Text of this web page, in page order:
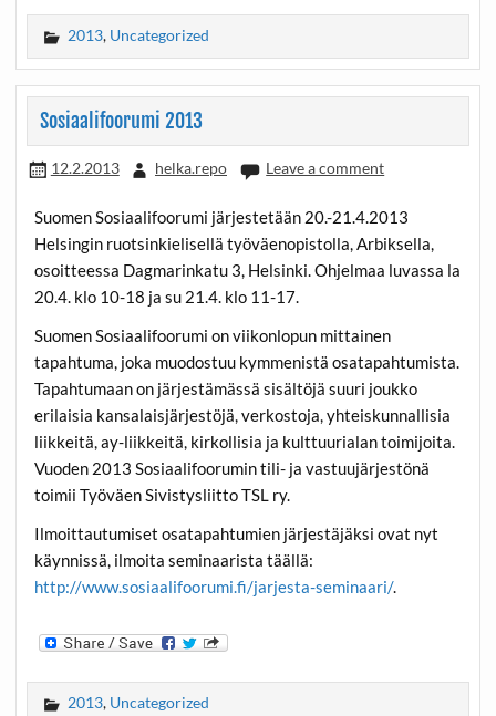
2013, Uncategorized
Sosiaalifoorumi 2013
12.2.2013 helka.repo Leave a comment
Suomen Sosiaalifoorumi järjestetään 20.-21.4.2013
Helsingin ruotsinkielisellä työväenopistolla, Arbiksella,
osoitteessa Dagmarinkatu 3, Helsinki. Ohjelmaa luvassa la
20.4. klo 10-18 ja su 21.4. klo 11-17.
Suomen Sosiaalifoorumi on viikonlopun mittainen
tapahtuma, joka muodostuu kymmenistä osatapahtumista.
Tapahtumaan on järjestämässä sisältöjä suuri joukko
erilaisia kansalaisjärjestöjä, verkostoja, yhteiskunnallisia
liikkeitä, ay-liikkeitä, kirkollisia ja kulttuurialan toimijoita.
Vuoden 2013 Sosiaalifoorumin tili- ja vastuujärjestönä
toimii Työväen Sivistysliitto TSL ry.
Ilmoittautumiset osatapahtumien järjestäjäksi ovat nyt
käynnissä, ilmoita seminaarista täällä:
http://www.sosiaalifoorumi.fi/jarjesta-seminaari/.
2013, Uncategorized